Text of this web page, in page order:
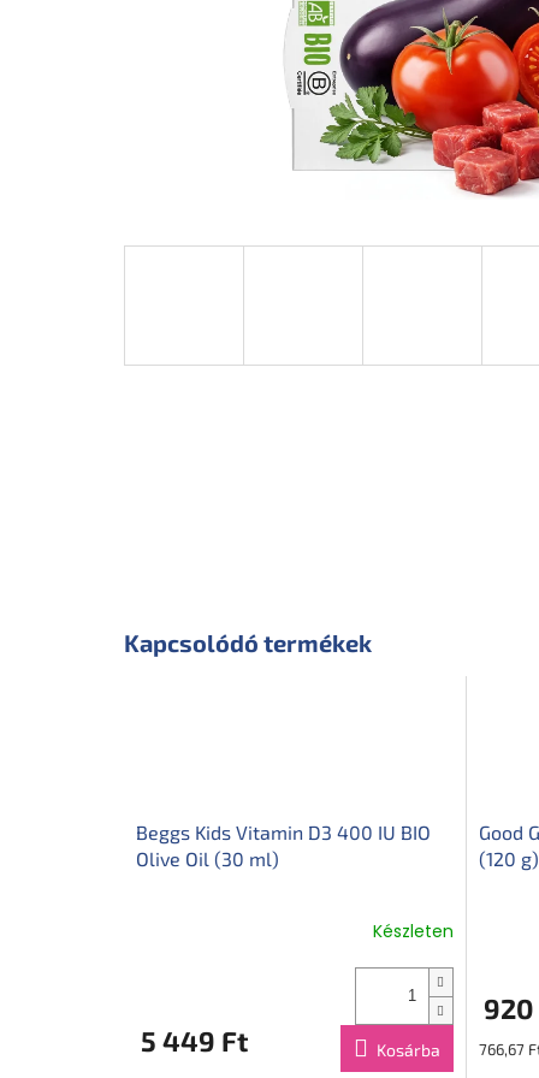
Kapcsolódó termékek
Beggs Kids Vitamin D3 400 IU BIO
Olive Oil (30 ml)
Készleten
5 449 Ft Kosárba
Good
(120 g)
766,67